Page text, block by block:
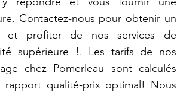
Contactez-nous pour obtenir un
et profiter de nos services de
supérieure !. Les tarifs de nos
chez Pomerleau sont calculés
qualité-prix optimal! Nous